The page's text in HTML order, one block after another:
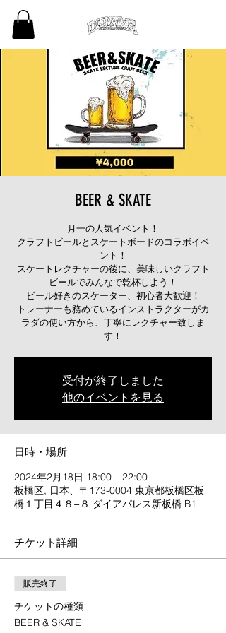
BEER & SKATE
月一の人気イベント！
クラフトビールとスケートボードのコラボイベ
ント！
スケートレクチャーの後に、美味しいクラフト
ビールでみんなで乾杯しよう！
ビール好きのスケーター、初心者大歓迎！
トレーナーも務めているインストラクターがカ
ラダの使い方から、丁寧にレクチャー致しま
受付が終了しました
他のイベントを見る
日時・場所
2024年2月18日 18:00 – 22:00
板橋区, 日本、〒173-0004 東京都板橋区板
橋１丁目４８−８ ダイアパレス新板橋 B1
チケット詳細
販売終了
チケットの種類
BEER & SKATE